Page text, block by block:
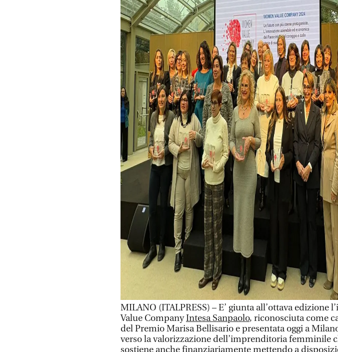
MILANO (ITALPRESS) – E’ giunta all’ottava edizione
Value CompanyIntesa Sanpaolo, riconosciuta come
del Premio Marisa Bellisario e presentata oggi a
verso la valorizzazione dell’imprenditoria femminile
sostiene anche finanziariamente mettendo a